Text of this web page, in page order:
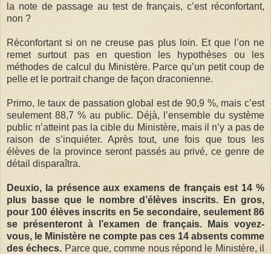
la note de passage au test de français, c’est réconfortant,
non ?
Réconfortant si on ne creuse pas plus loin. Et que l’on ne
remet surtout pas en question les hypothèses ou les
méthodes de calcul du Ministère. Parce qu’un petit coup de
pelle et le portrait change de façon draconienne.
Primo, le taux de passation global est de 90,9 %, mais c’est
seulement 88,7 % au public. Déjà, l’ensemble du système
public n’atteint pas la cible du Ministère, mais il n’y a pas de
raison de s’inquiéter. Après tout, une fois que tous les
élèves de la province seront passés au privé, ce genre de
détail disparaîtra.
Deuxio, la présence aux examens de français est 14 %
plus basse que le nombre d’élèves inscrits. En gros,
pour 100 élèves inscrits en 5e secondaire, seulement 86
se présenteront à l’examen de français. Mais voyez-
vous, le Ministère ne compte pas ces 14 absents comme
des échecs. Parce que, comme nous répond le Ministère, il